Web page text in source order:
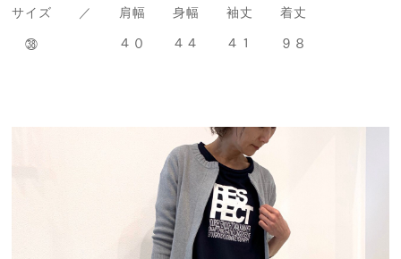
サイズ ／ 肩幅 身幅 袖丈 着丈
㊳ ４０ ４４ ４１ ９８